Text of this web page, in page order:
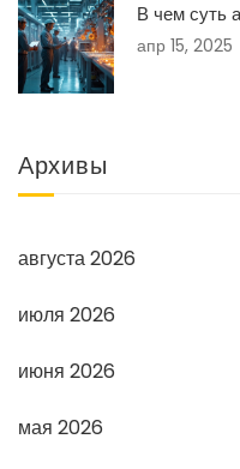
В чем суть
апр 15, 2025
Архивы
августа 2026
июля 2026
июня 2026
мая 2026